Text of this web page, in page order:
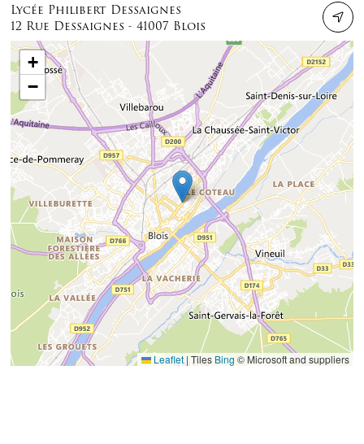
Lycée Philibert Dessaignes
12 Rue Dessaignes - 41007 Blois
+
−
Leaflet | Tiles Bing © Microsoft and suppliers